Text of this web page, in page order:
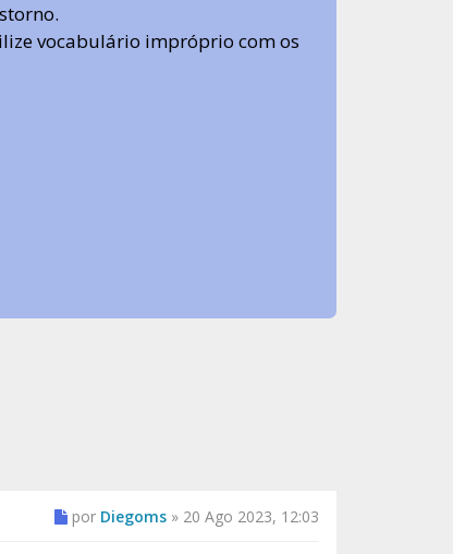
vocabulário impróprio com os
por Diegoms» 20 Ago 2023, 12:03